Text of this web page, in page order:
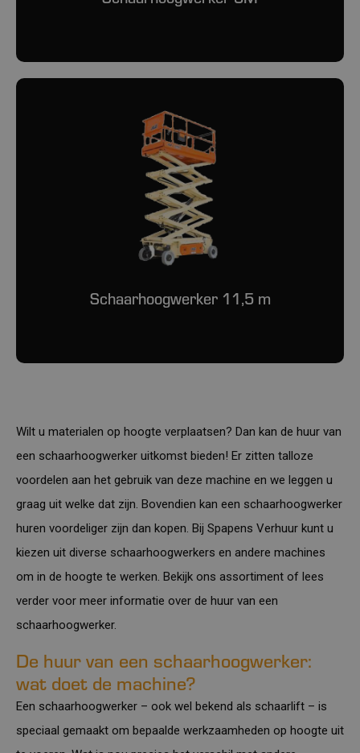
Schaarhoogwerker 11,5 m
Wilt u materialen op hoogte verplaatsen? Dan kan de huur van
een schaarhoogwerker uitkomst bieden! Er zitten talloze
voordelen aan het gebruik van deze machine en we leggen u
graag uit welke dat zijn. Bovendien kan een schaarhoogwerker
huren voordeliger zijn dan kopen. Bij Spapens Verhuur kunt u
kiezen uit diverse schaarhoogwerkers en andere machines
om in de hoogte te werken. Bekijk ons assortiment of lees
verder voor meer informatie over de huur van een
schaarhoogwerker.
De huur van een schaarhoogwerker:
wat doet de machine?
Een schaarhoogwerker – ook wel bekend als schaarlift – is
speciaal gemaakt om bepaalde werkzaamheden op hoogte uit